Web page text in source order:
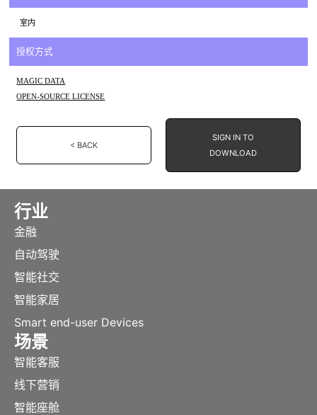
室内
授权方式
MAGIC DATA
OPEN-SOURCE LICENSE
< BACK
SIGN IN TO
DOWNLOAD
行业
金融
自动驾驶
智能社交
智能家居
Smart end-user Devices
场景
智能客服
线下营销
智能座舱